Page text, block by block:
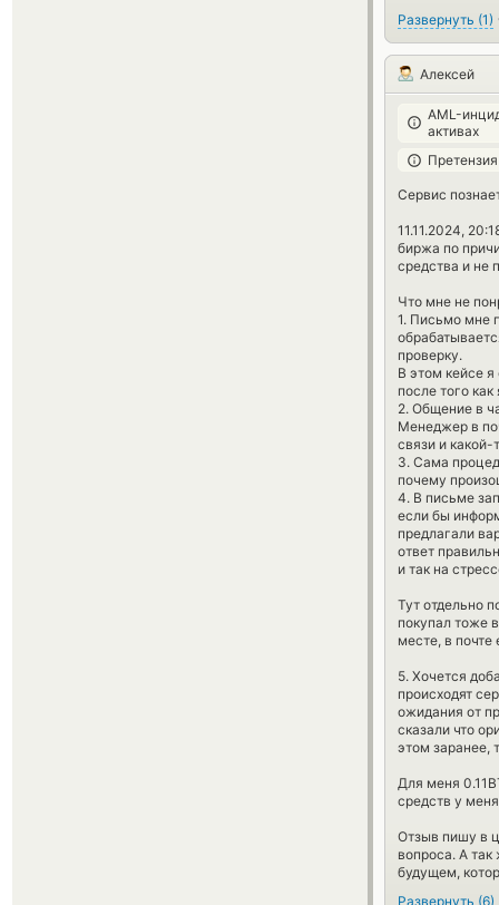
Развернуть (1)
Алексей
AML-
активах
Сервис
11.11.2024,
биржа по
средства и не
Что мне не
1. Письмо мне
проверку.
В этом кейсе
после того
2. Общение в
Менеджер в
связи и какой-
3. Сама
почему
4. В письме
если бы
предлагали
ответ
и так на
Тут отдельно
покупал тоже
месте, в
5. Хочется
происходят
ожидания от
сказали что
этом заранее,
Для меня
средств у
Отзыв пишу в
вопроса. А
будущем,
Развернуть (6)